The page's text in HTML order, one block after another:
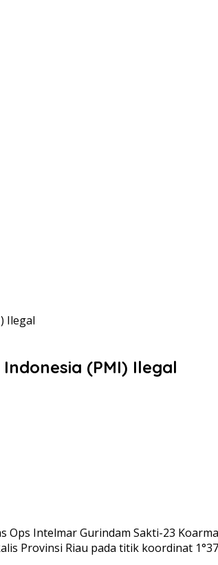
Ilegal
(PMI) Ilegal
Ops Intelmar Gurindam Sakti-23
Riau pada titik koordinat